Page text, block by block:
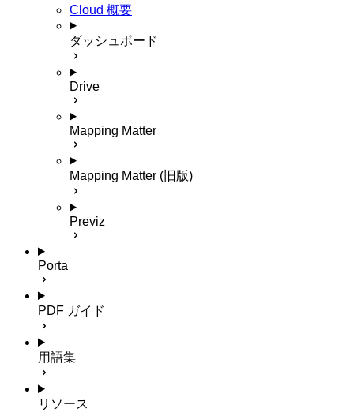
Cloud 概要
ダッシュボード
Drive
Mapping Matter
Mapping Matter (旧版)
Previz
Porta
PDF ガイド
用語集
リソース